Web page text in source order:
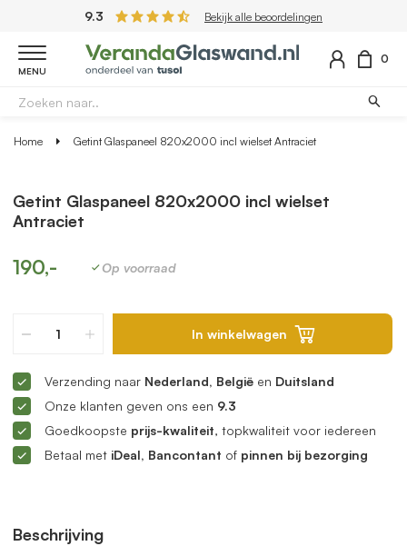
9.3 Bekijk alle beoordelingen
MENU
0
Home Getint Glaspaneel 820x2000 incl wielset Antraciet
Beschrijving
Getint Glaspaneel 820x2000 incl wielset
Antraciet
190,- Op voorraad
In winkelwagen
Verzending naar Nederland, België en Duitsland
Onze klanten geven ons een 9.3
Goedkoopste prijs-kwaliteit, topkwaliteit voor iedereen
Betaal met iDeal, Bancontant of pinnen bij bezorging